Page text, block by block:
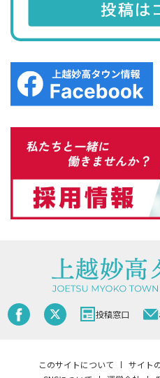
投稿窓口
このサイトについて サイト